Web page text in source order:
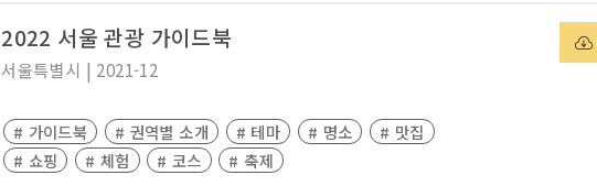
2022 서울 관광 가이드북
서울특별시 | 2021-12
# 가이드북 # 권역별 소개 # 테마 # 명소
# 맛집
# 쇼핑
# 체험 # 코스 # 축제